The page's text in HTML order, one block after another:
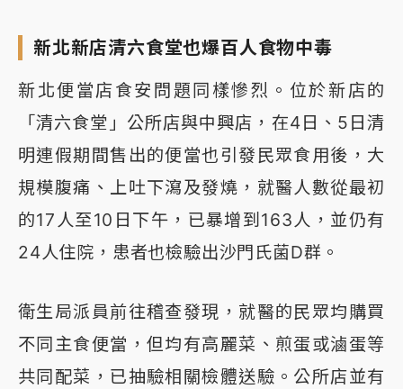
新北新店清六食堂也爆百人食物中毒
新北便當店食安問題同樣慘烈。位於新店的
「清六食堂」公所店與中興店，在4日、5日清
明連假期間售出的便當也引發民眾食用後，大
規模腹痛、上吐下瀉及發燒，就醫人數從最初
的17人至10日下午，已暴增到163人，並仍有
24人住院，患者也檢驗出沙門氏菌D群。
衛生局派員前往稽查發現，就醫的民眾均購買
不同主食便當，但均有高麗菜、煎蛋或滷蛋等
共同配菜，已抽驗相關檢體送驗。公所店並有